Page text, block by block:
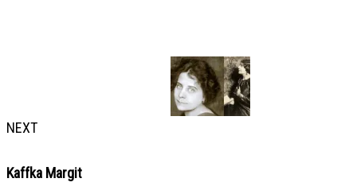
NEXT
Kaffka Margit